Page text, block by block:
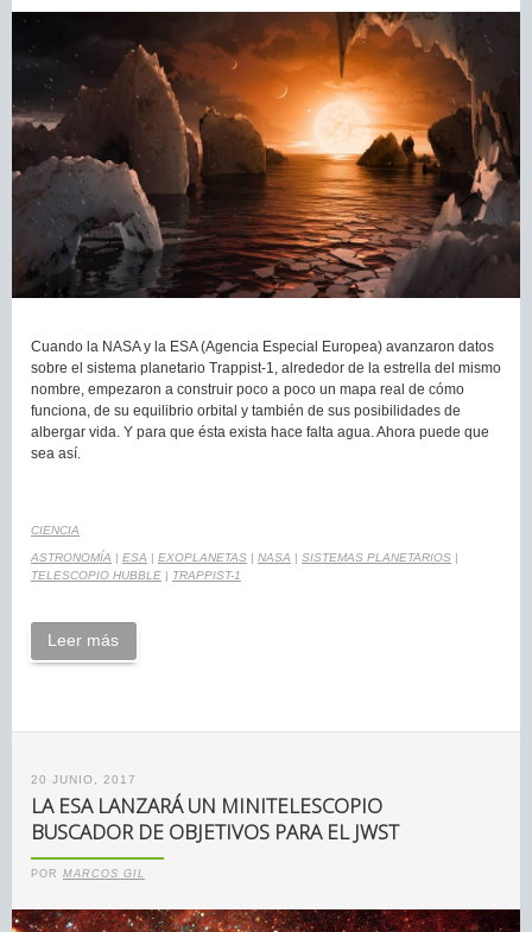
Cuando la NASA y la ESA (Agencia Especial Europea) avanzaron datos
sobre el sistema planetario Trappist-1, alrededor de la estrella del mismo
nombre, empezaron a construir poco a poco un mapa real de cómo
funciona, de su equilibrio orbital y también de sus posibilidades de
albergar vida. Y para que ésta exista hace falta agua. Ahora puede que
sea así.
CIENCIA
ASTRONOMÍA | ESA | EXOPLANETAS | NASA | SISTEMAS PLANETARIOS |
TELESCOPIO HUBBLE | TRAPPIST-1
Leer más
20 JUNIO, 2017
LA ESA LANZARÁ UN MINITELESCOPIO
BUSCADOR DE OBJETIVOS PARA EL JWST
POR MARCOS GIL